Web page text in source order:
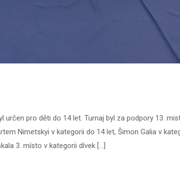
určen pro děti do 14 let. Turnaj byl za podpory 13.
Nimetskyi v kategorii do 14 let, Šimon Galia v
3. místo v kategorii dívek […]